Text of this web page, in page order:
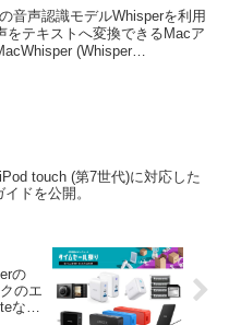
Largeモデルを選択
Proサブスクリプションが
音声認識モデルWhisperを利用
をテキストへ変換できるMacア
(Whisper
touch (第7世代)に対応した
ドを公開。
の
のエ
など